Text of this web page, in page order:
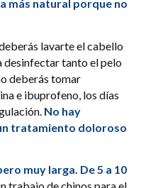
más natural porque no
lavarte el cabello
desinfectar tanto el pelo
deberás tomar
e ibuprofeno, los días
No hay
tratamiento doloroso
muy larga. De 5 a 10